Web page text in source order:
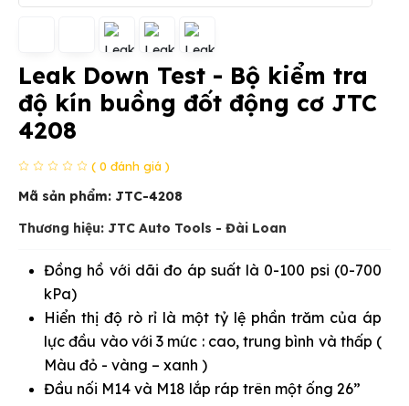
Leak Down Test - Bộ kiểm tra
độ kín buồng đốt động cơ JTC
4208
( 0 đánh giá )
Mã sản phẩm: JTC-4208
Thương hiệu: JTC Auto Tools - Đài Loan
Đồng hồ với dãi đo áp suất là 0-100 psi (0-700
kPa)
Hiển thị độ rò rỉ là một tỷ lệ phần trăm của áp
lực đầu vào với 3 mức : cao, trung bình và thấp (
Màu đỏ - vàng – xanh )
Đầu nối M14 và M18 lắp ráp trên một ống 26”